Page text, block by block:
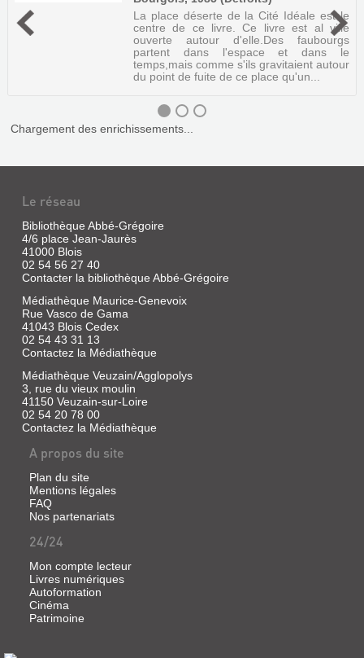
La place déserte de la Cité Idéale est le
centre de ce livre. Ce livre est al ville
ouverte autour d'elle.Des faubourgs
partent dans l'espace et dans le
temps,mais comme s'ils gravitaient autour
du point de fuite de ce place qu'un...
BEAU
FIXE
Bailly,
Jean-
Christophe
C.
Bourgois,
1985
(Détroits)
La
place
déserte
de
Cité
Idéale
est
centre
ce
livre.
Ce
livre
est
Chargement des enrichissements...
Le réseau
Bibliothèque Abbé-Grégoire
4/6 place Jean-Jaurès
41000 Blois
02 54 56 27 40
Contacter la bibliothèque Abbé-Grégoire
Médiathèque Maurice-Genevoix
Rue Vasco de Gama
41043 Blois Cedex
02 54 43 31 13
Contactez la Médiathèque
Médiathèque Veuzain/Agglopolys
3, rue du vieux moulin
41150 Veuzain-sur-Loire
02 54 20 78 00
Contactez la Médiathèque
A propos du site
Plan du site
Mentions légales
FAQ
Nos partenariats
24/24
Mon compte lecteur
Livres numériques
Autoformation
Cinéma
Patrimoine